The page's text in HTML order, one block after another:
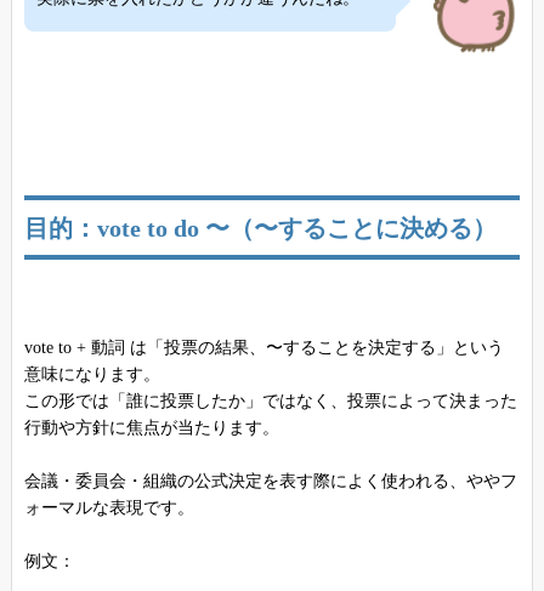
目的：vote to do 〜（〜することに決める）
vote to + 動詞 は「投票の結果、〜することを決定する」という
意味になります。
この形では「誰に投票したか」ではなく、投票によって決まった
行動や方針に焦点が当たります。
会議・委員会・組織の公式決定を表す際によく使われる、ややフ
ォーマルな表現です。
例文：